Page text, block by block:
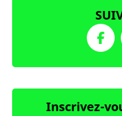
Inscrivez-